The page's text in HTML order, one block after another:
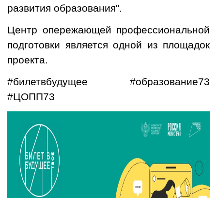
развития образования".
Центр опережающей профессиональной
подготовки является одной из площадок
проекта.
#билетвбудущее #образование73
#ЦОПП73